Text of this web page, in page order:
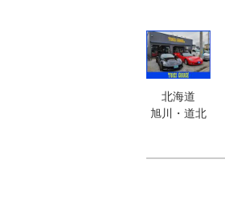
北海道
旭川・道北